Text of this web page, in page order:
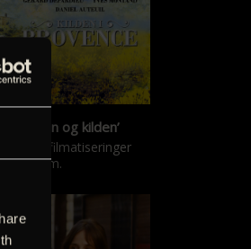
‘Manon og kilden’
Pagnol-filmatiseringer
form.